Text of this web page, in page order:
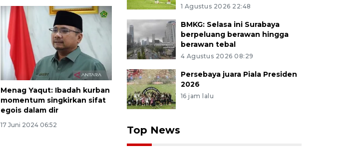
Menag Yaqut: Ibadah kurban
momentum singkirkan sifat
egois dalam dir
17 Juni 2024 06:52
1 Agustus 2026 22:48
BMKG: Selasa ini Surabaya
berpeluang berawan hingga
berawan tebal
4 Agustus 2026 08:29
Persebaya juara Piala Presiden
2026
16 jam lalu
Top News